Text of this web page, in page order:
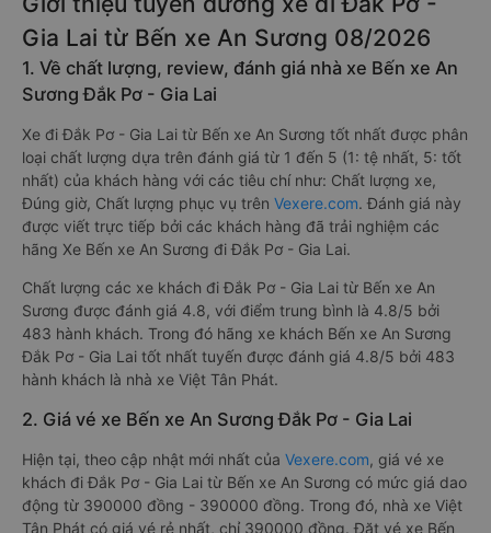
Gia Lai từ Bến xe An Sương 08/2026
1. Về chất lượng, review, đánh giá nhà xe Bến xe An
Sương Đắk Pơ - Gia Lai
Xe đi Đắk Pơ - Gia Lai từ Bến xe An Sương tốt nhất được phân
loại chất lượng dựa trên đánh giá từ 1 đến 5 (1: tệ nhất, 5: tốt
nhất) của khách hàng với các tiêu chí như: Chất lượng xe,
Đúng giờ, Chất lượng phục vụ trên Vexere.com. Đánh giá này
được viết trực tiếp bởi các khách hàng đã trải nghiệm các
hãng Xe Bến xe An Sương đi Đắk Pơ - Gia Lai.
Chất lượng các xe khách đi Đắk Pơ - Gia Lai từ Bến xe An
Sương được đánh giá 4.8, với điểm trung bình là 4.8/5 bởi
483 hành khách. Trong đó hãng xe khách Bến xe An Sương
Đắk Pơ - Gia Lai tốt nhất tuyến được đánh giá 4.8/5 bởi 483
hành khách là nhà xe Việt Tân Phát.
2. Giá vé xe Bến xe An Sương Đắk Pơ - Gia Lai
Hiện tại, theo cập nhật mới nhất của Vexere.com, giá vé xe
khách đi Đắk Pơ - Gia Lai từ Bến xe An Sương có mức giá dao
động từ 390000 đồng - 390000 đồng. Trong đó, nhà xe Việt
Tân Phát có giá vé rẻ nhất, chỉ 390000 đồng. Đặt vé xe Bến